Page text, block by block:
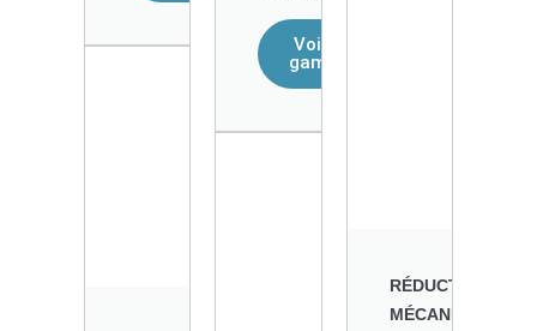
Voir la
gamme
RÉDUCTEURS
MÉCANIQUES